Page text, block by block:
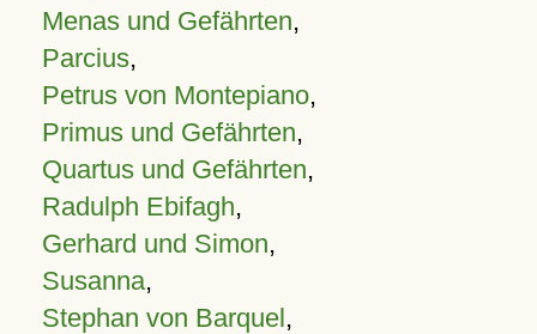
Menas und Gefährten,
Parcius,
Petrus von Montepiano,
Primus und Gefährten,
Quartus und Gefährten,
Radulph Ebifagh,
Gerhard und Simon,
Susanna,
Stephan von Barquel,